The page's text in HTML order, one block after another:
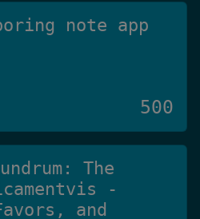
note app
500
The
-
and